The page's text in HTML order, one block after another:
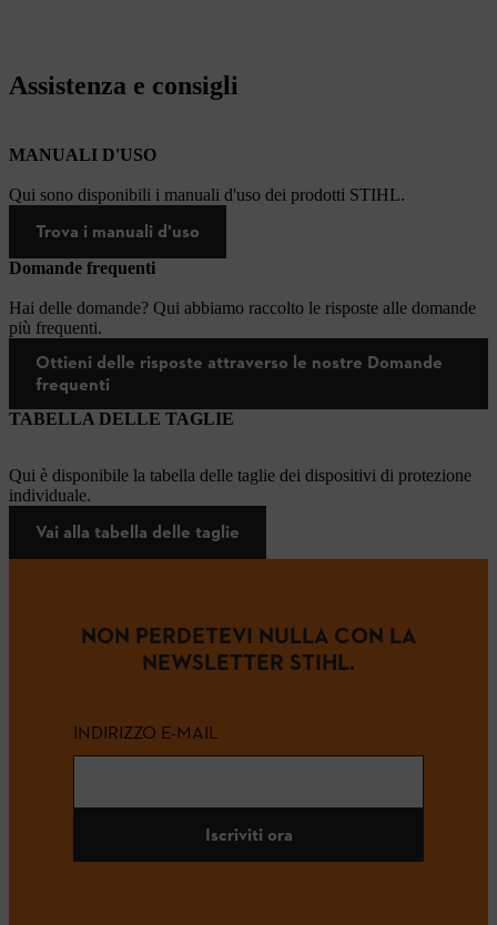
Assistenza e consigli
MANUALI D'USO
Qui sono disponibili i manuali d'uso dei prodotti STIHL.
Trova i manuali d'uso
Domande frequenti
Hai delle domande? Qui abbiamo raccolto le risposte alle domande
più frequenti.
Ottieni delle risposte attraverso le nostre Domande
frequenti
TABELLA DELLE TAGLIE
Qui è disponibile la tabella delle taglie dei dispositivi di protezione
individuale.
Vai alla tabella delle taglie
NON PERDETEVI NULLA CON LA
NEWSLETTER STIHL.
INDIRIZZO E-MAIL
Iscriviti ora